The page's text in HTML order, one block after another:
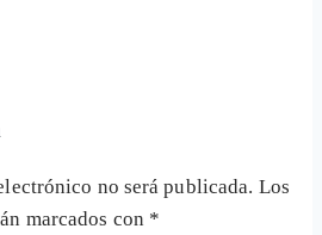
no será publicada. Los
marcados con *